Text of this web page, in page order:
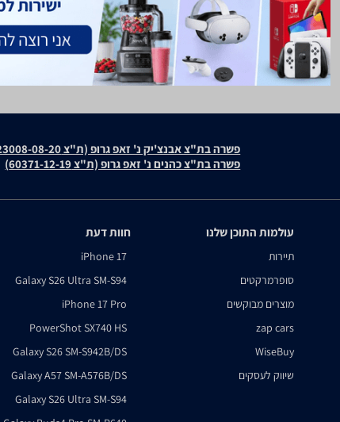
פשרה בת"צ אבנצ'יק נ' זאפ גרופ (ת"צ 23008-08-20)
פשרה בת"צ כהנים נ' זאפ גרופ (ת"צ 60371-12-19)
עולמות התוכן שלנו
תיירות
סופרמרקטים
מוצרים מבוקשים
zap cars
WiseBuy
שיווק לעסקים
חוות דעת
iPhone 17
Galaxy S26 Ultra SM-S94
iPhone 17 Pro
PowerShot SX740 HS
Galaxy S26 SM-S942B/DS
Galaxy A57 SM-A576B/DS
Galaxy S26 Ultra SM-S94